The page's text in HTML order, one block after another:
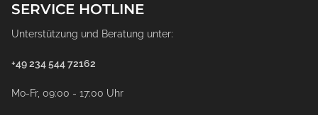
SERVICE HOTLINE
Unterstützung und Beratung unter:
+49 234 544 72162
Mo-Fr, 09:00 - 17:00 Uhr